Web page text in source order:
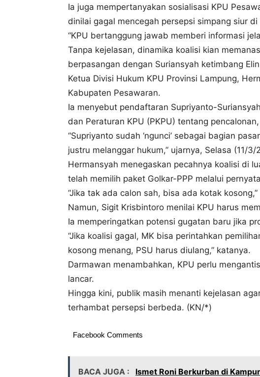
Ia juga mempertanyakan sosialisasi KPU
dinilai gagal mencegah persepsi simpang siur
“KPU bertanggung jawab memberi informasi
Tanpa kejelasan, dinamika koalisi kian
berpasangan dengan Suriansyah ketimbang
Ketua Divisi Hukum KPU Provinsi Lampung,
Kabupaten Pesawaran.
Ia menyebut pendaftaran Supriyanto-
dan Peraturan KPU (PKPU) tentang
“Supriyanto sudah ‘ngunci’ sebagai bagian
justru melanggar hukum,” ujarnya, Selasa (11/3/
Hermansyah menegaskan pecahnya koalisi di
telah memilih paket Golkar-PPP melalui
“Jika tak ada calon sah, bisa ada kotak
Namun, Sigit Krisbintoro menilai KPU harus
Ia memperingatkan potensi gugatan baru jika
“Jika koalisi gagal, MK bisa perintahkan
kosong menang, PSU harus diulang,” katanya.
Darmawan menambahkan, KPU perlu
lancar.
Hingga kini, publik masih menanti kejelasan
terhambat persepsi berbeda. (KN/*)
Facebook Comments
BACA JUGA :
Ismet Roni Berkurban di